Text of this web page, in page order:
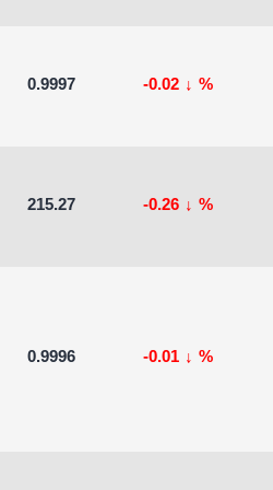
0.9997 -0.02 ↓ %
215.27 -0.26 ↓ %
0.9996 -0.01 ↓ %